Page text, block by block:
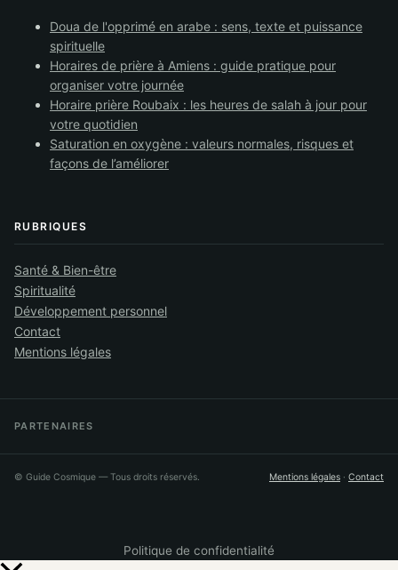
Doua de l'opprimé en arabe : sens, texte et puissance
spirituelle
Horaires de prière à Amiens : guide pratique pour
organiser votre journée
Horaire prière Roubaix : les heures de salah à jour pour
votre quotidien
Saturation en oxygène : valeurs normales, risques et
façons de l’améliorer
RUBRIQUES
Santé & Bien-être
Spiritualité
Développement personnel
Contact
Mentions légales
PARTENAIRES
© Guide Cosmique — Tous droits réservés. Mentions légales · Contact
Politique de confidentialité